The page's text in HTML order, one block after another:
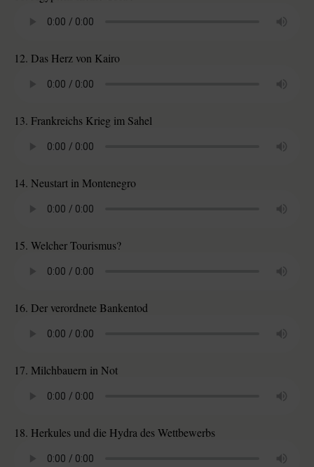
12. Das Herz von Kairo
13. Frankreichs Krieg im Sahel
14. Neustart in Montenegro
15. Welcher Tourismus?
16. Der verordnete Bankentod
17. Milchbauern in Not
18. Herkules und die Hydra des Wettbewerbs